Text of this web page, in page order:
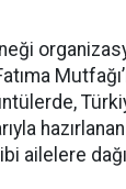
ailelere